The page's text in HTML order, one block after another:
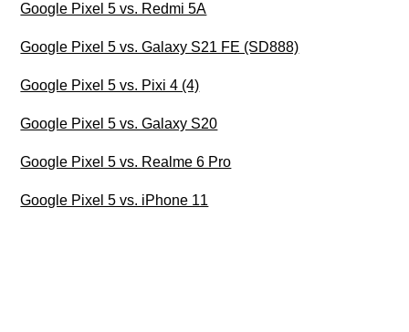
Google Pixel 5 vs. Redmi 5A
Google Pixel 5 vs. Galaxy S21 FE (SD888)
Google Pixel 5 vs. Pixi 4 (4)
Google Pixel 5 vs. Galaxy S20
Google Pixel 5 vs. Realme 6 Pro
Google Pixel 5 vs. iPhone 11